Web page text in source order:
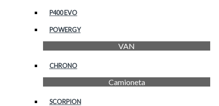
P400 EVO
POWERGY
VAN
CHRONO
Camioneta
SCORPION